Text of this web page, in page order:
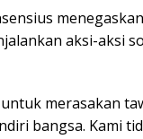
aksi-aksi
merasakan
bangsa. Kami